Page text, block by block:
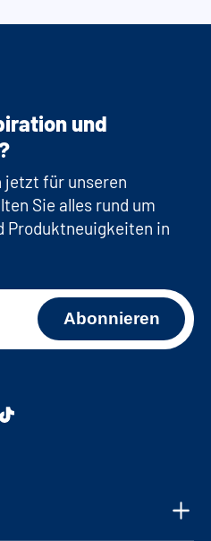
und
jetzt für unseren
Sie alles rund um
Produktneuigkeiten in